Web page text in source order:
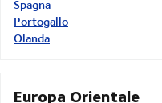
Spagna
Portogallo
Olanda
Europa Orientale